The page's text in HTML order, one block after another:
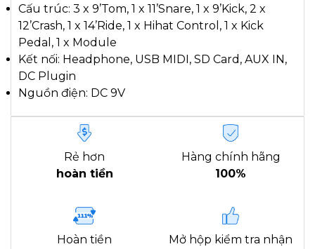
Cấu trúc: 3 x 9’Tom, 1 x 11’Snare, 1 x 9’Kick, 2 x
12’Crash, 1 x 14’Ride, 1 x Hihat Control, 1 x Kick
Pedal, 1 x Module
Kết nối: Headphone, USB MIDI, SD Card, AUX IN,
DC Plugin
Nguồn điện: DC 9V
Rẻ hơn
hoàn tiền
Hàng chính hãng
100%
Hoàn tiền
Mở hộp kiểm tra nhận